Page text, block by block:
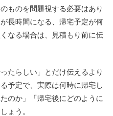
ものを問題視する必要はあり
長時間になる、帰宅予定が何
なる場合は、見積もり前に伝
たらしい」とだけ伝えるより
予定で、実際は何時に帰宅し
のか」「帰宅後にどのように
ょう。